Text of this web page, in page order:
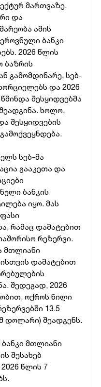
მართვაზე.
და
ამის
ბანკი
2026 წლის
ბაზრის
გამომდინარე, სებ-
და 2026
შესყიდვებმა
ხოლო,
შესყიდვების
სებ-მა
გააკეთა და
ბანკის
იყო. მას
რამაც დამატებით
რეზერვი.
მთლიანი
დამატებით
შედეგად, 2026
ოქროს წილი
13.5
დოლარი) შეადგენს.
მთლიანი
შესახებ
წლის 7